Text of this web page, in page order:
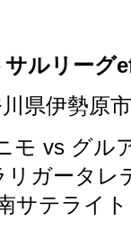
ルリーグ
県伊勢原
モ vs グル
ガータレ
サテライ